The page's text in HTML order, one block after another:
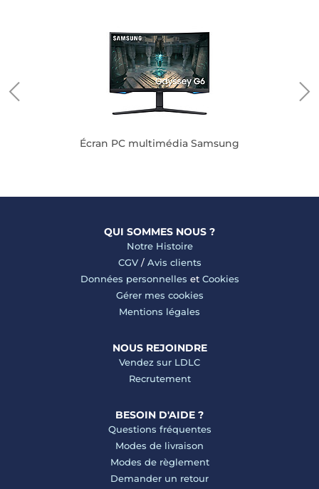
Écran PC multimédia Samsung
QUI SOMMES NOUS ?
Notre Histoire
CGV/ Avis clients
Données personnelles et Cookies
Gérer mes cookies
Mentions légales
NOUS REJOINDRE
Vendez sur LDLC
Recrutement
BESOIN D'AIDE ?
Questions fréquentes
Modes de livraison
Modes de règlement
Demander un retour